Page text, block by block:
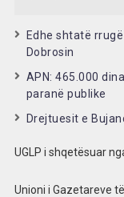
Edhe shtatë
Dobrosin
APN: 465.000
paranë publike
Drejtuesit e
UGLP i shqetësuar
Unioni i Gazetareve